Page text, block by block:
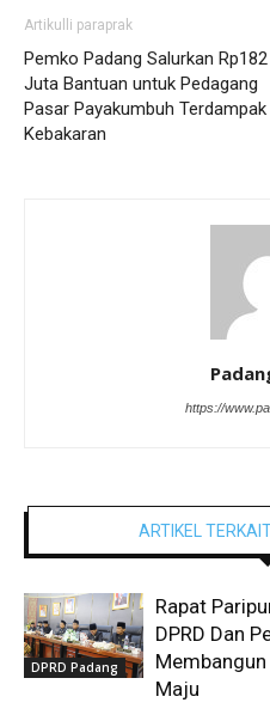
Artikulli paraprak
Pemko Padang Salurkan Rp182
Juta Bantuan untuk Pedagang
Pasar Payakumbuh Terdampak
Kebakaran
https://
ARTIKEL
DPRD Padang
Rapat
DPRD Dan
Membangun
Maju